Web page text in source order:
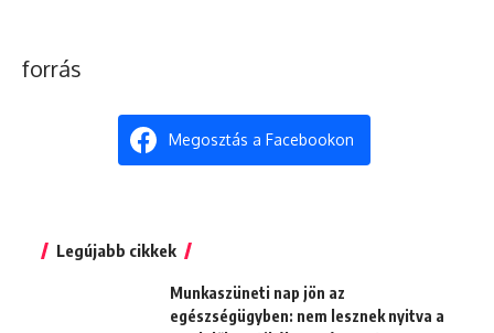
forrás
Megosztás a Facebookon
Legújabb cikkek
Munkaszüneti nap jön az
egészségügyben: nem lesznek nyitva a